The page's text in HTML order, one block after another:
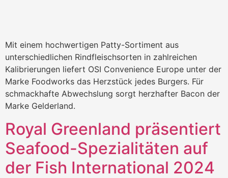
Mit einem hochwertigen Patty-Sortiment aus
unterschiedlichen Rindfleischsorten in zahlreichen
Kalibrierungen liefert OSI Convenience Europe unter der
Marke Foodworks das Herzstück jedes Burgers. Für
schmackhafte Abwechslung sorgt herzhafter Bacon der
Marke Gelderland.
Royal Greenland präsentiert
Seafood-Spezialitäten auf
der Fish International 2024